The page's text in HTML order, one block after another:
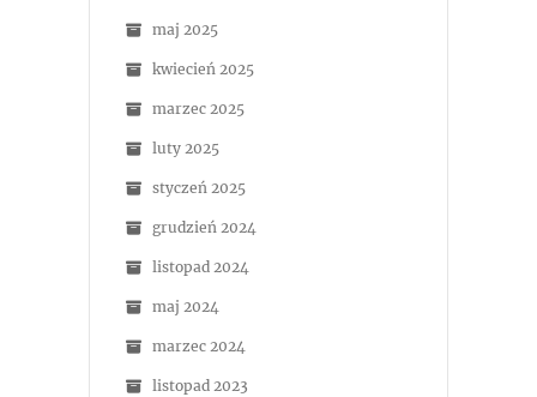
maj 2025
kwiecień 2025
marzec 2025
luty 2025
styczeń 2025
grudzień 2024
listopad 2024
maj 2024
marzec 2024
listopad 2023